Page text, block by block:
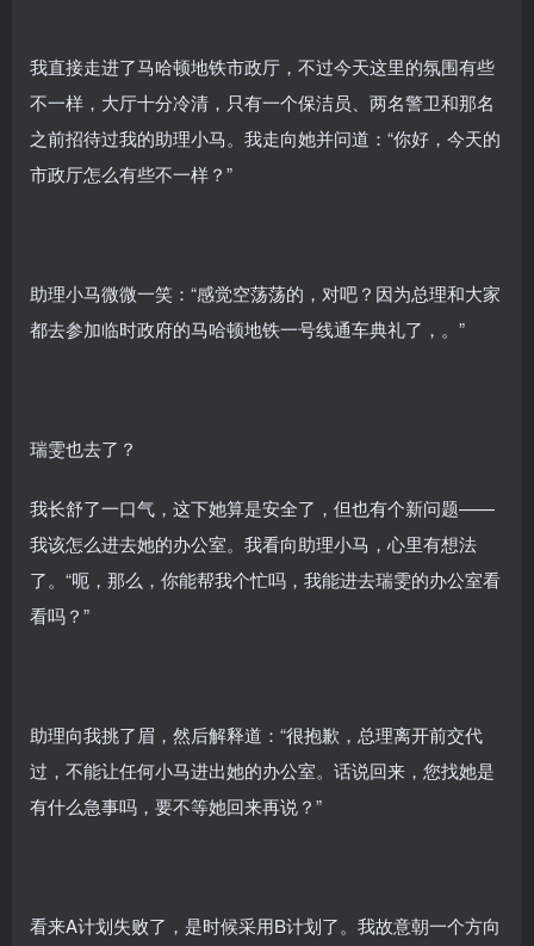
我直接走进了马哈顿地铁市政厅，不过今天这里的氛围有些
不一样，大厅十分冷清，只有一个保洁员、两名警卫和那名
之前招待过我的助理小马。我走向她并问道：“你好，今天的
市政厅怎么有些不一样？”
助理小马微微一笑：“感觉空荡荡的，对吧？因为总理和大家
都去参加临时政府的马哈顿地铁一号线通车典礼了，。”
瑞雯也去了？
我长舒了一口气，这下她算是安全了，但也有个新问题——
我该怎么进去她的办公室。我看向助理小马，心里有想法
了。“呃，那么，你能帮我个忙吗，我能进去瑞雯的办公室看
看吗？”
助理向我挑了眉，然后解释道：“很抱歉，总理离开前交代
过，不能让任何小马进出她的办公室。话说回来，您找她是
有什么急事吗，要不等她回来再说？”
看来A计划失败了，是时候采用B计划了。我故意朝一个方向